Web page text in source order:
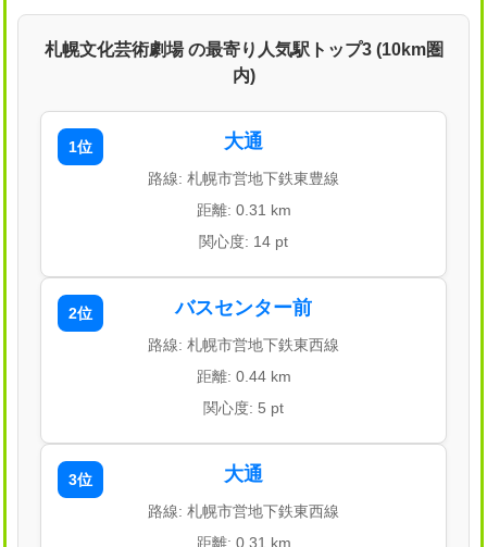
札幌文化芸術劇場 の最寄り人気駅トップ3 (10km圏
内)
1位 大通
路線: 札幌市営地下鉄東豊線
距離: 0.31 km
関心度: 14 pt
2位 バスセンター前
路線: 札幌市営地下鉄東西線
距離: 0.44 km
関心度: 5 pt
3位 大通
路線: 札幌市営地下鉄東西線
距離: 0.31 km